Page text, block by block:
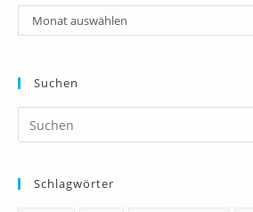
Archiv
Monat auswählen
Suchen
Schlagwörter